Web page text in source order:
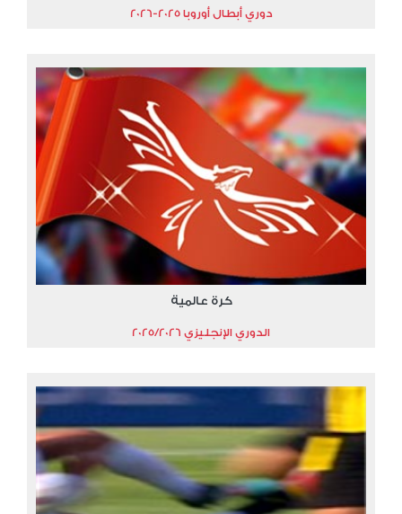
دوري أبطال أوروبا 2025-2026
كرة عالمية
الدوري الإنجليزي 2025/2026